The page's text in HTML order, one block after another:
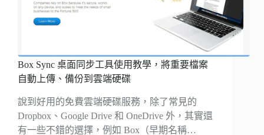
Box Sync 桌面同步工具使用教學，將重要檔案
自動上傳、備份到雲端硬碟
說到好用的免費雲端硬碟服務，除了常見的
Dropbox、Google Drive 和 OneDrive 外，其實還
有一些不錯的選擇，例如 Box（早期名稱…